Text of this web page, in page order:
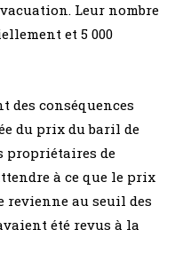
Leur nombre
et 5 000
des conséquences
du prix du baril de
propriétaires de
à ce que le prix
revienne au seuil des
été revus à la